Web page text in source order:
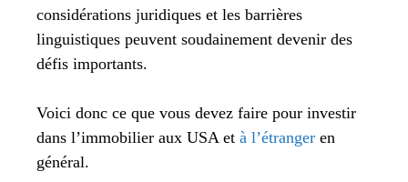
considérations juridiques et les barrières
linguistiques peuvent soudainement devenir des
défis importants.
Voici donc ce que vous devez faire pour investir
dans l’immobilier aux USA et à l’étranger en
général.